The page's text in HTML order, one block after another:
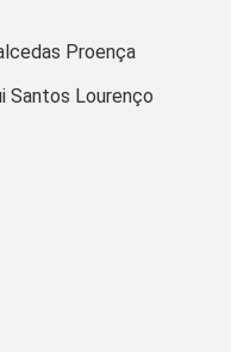
Proença
Santos Lourenço